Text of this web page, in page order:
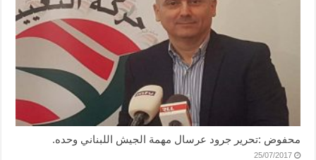
محفوض :تحرير جرود عرسال مهمة الجيش اللبناني وحده.
25/07/2017